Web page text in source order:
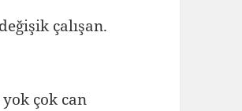
çalışan.
çok can